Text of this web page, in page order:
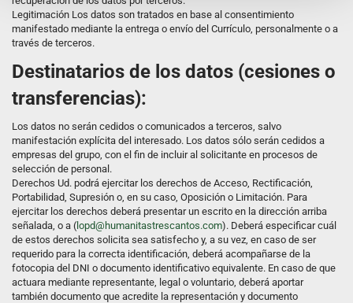
Legitimación Los datos son tratados en base al consentimiento
manifestado mediante la entrega o envío del Currículo, personalmente o a
través de terceros.
Destinatarios de los datos (cesiones o
transferencias):
Los datos no serán cedidos o comunicados a terceros, salvo
manifestación explícita del interesado. Los datos sólo serán cedidos a
empresas del grupo, con el fin de incluir al solicitante en procesos de
selección de personal.
Derechos Ud. podrá ejercitar los derechos de Acceso, Rectificación,
Portabilidad, Supresión o, en su caso, Oposición o Limitación. Para
ejercitar los derechos deberá presentar un escrito en la dirección arriba
señalada, o a ( lopd@humanitastrescantos.com). Deberá especificar cuál
de estos derechos solicita sea satisfecho y, a su vez, en caso de ser
requerido para la correcta identificación, deberá acompañarse de la
fotocopia del DNI o documento identificativo equivalente. En caso de que
actuara mediante representante, legal o voluntario, deberá aportar
también documento que acredite la representación y documento